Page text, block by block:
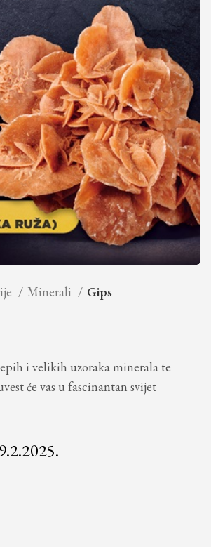
Minerali Gips
i velikih uzoraka minerala te
će vas u fascinantan svijet